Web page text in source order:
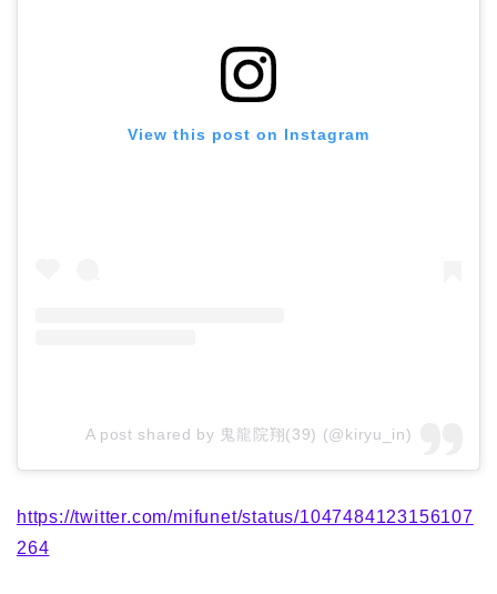
View this post on Instagram
A post shared by 鬼龍院翔(39) (@kiryu_in)
https://twitter.com/mifunet/status/1047484123156107
264